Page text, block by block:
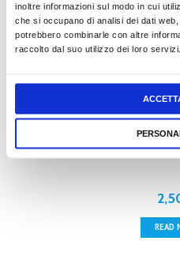
inoltre informazioni sul modo in cui
che si occupano di analisi dei dati
potrebbero combinarle con altre
raccolto dal suo utilizzo dei loro servizi.
READ
AVVENTURE
READ